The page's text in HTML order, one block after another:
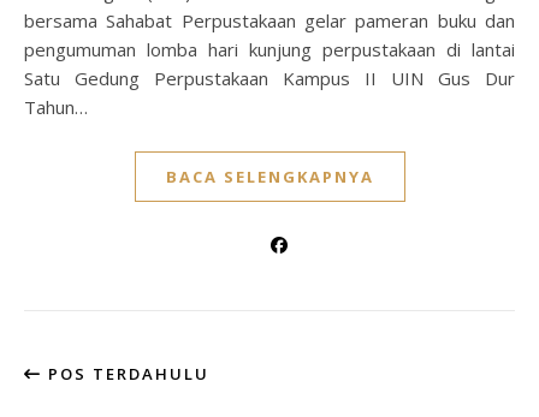
bersama Sahabat Perpustakaan gelar pameran buku dan
pengumuman lomba hari kunjung perpustakaan di lantai
Satu Gedung Perpustakaan Kampus II UIN Gus Dur
Tahun…
BACA SELENGKAPNYA
POS TERDAHULU